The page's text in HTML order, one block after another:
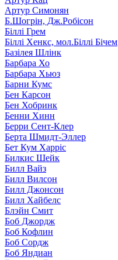
Артур Симонян
Б.Шогрін, Дж.Робісон
Біллі Грем
Біллі Хенкс, мол.Біллі Бічем
Базілея Шлінк
Барбара Хо
Барбара Хьюз
Барни Кумс
Бен Карсон
Бен Хобринк
Бенни Хинн
Берри Сент-Клер
Берта Шмидт-Эллер
Бет Кум Харріс
Билкис Шейк
Билл Вайз
Билл Вилсон
Билл Джонсон
Билл Хайбелс
Блэйн Смит
Боб Джордж
Боб Кофлин
Боб Сордж
Боб Яндиан